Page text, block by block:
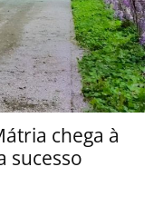
chega à
sucesso